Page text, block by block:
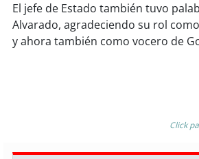
soy
El jefe de Estado también tuvo
Alvarado, agradeciendo su rol
y ahora también como vocero de
Click